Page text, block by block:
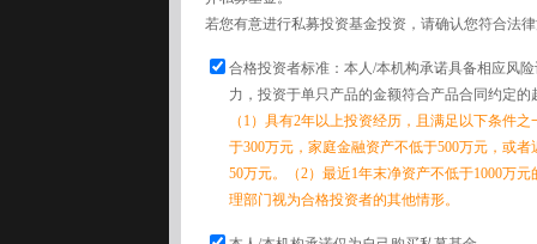
若您有意进行私募投资基金投资，请确认您符合法
合格投资者标准：本人/本机构承诺具备相应风
力，投资于单只产品的金额符合产品合同约定的
（1）具有2年以上投资经历，且满足以下条件
于300万元，家庭金融资产不低于500万元，或
50万元。（2）最近1年末净资产不低于1000万
理部门视为合格投资者的其他情形。